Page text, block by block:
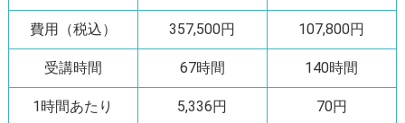
費用（税込） 357,500円 107,800円
受講時間 67時間 140時間
1時間あたり 5,336円 70円